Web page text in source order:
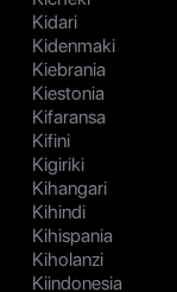
Kidari
Kidenmaki
Kiebrania
Kiestonia
Kifaransa
Kifini
Kigiriki
Kihangari
Kihindi
Kihispania
Kiholanzi
Kiindonesia